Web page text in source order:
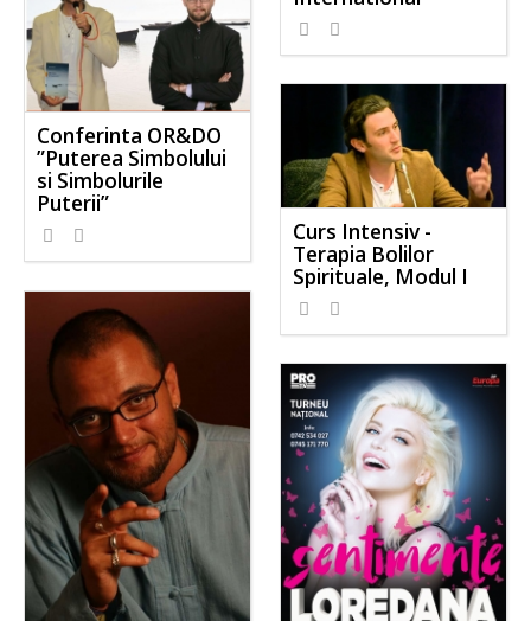
Conferinta OR&DO
”Puterea Simbolului
si Simbolurile
Puterii”
Curs Intensiv -
Terapia Bolilor
Spirituale, Modul I